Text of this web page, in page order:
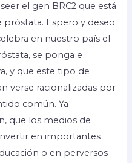
el gen BRC2 que está
próstata. Espero y deseo
en nuestro país el
se ponga e
y que este tipo de
verse racionalizadas por
común. Ya
que los medios de
en importantes
o en perversos